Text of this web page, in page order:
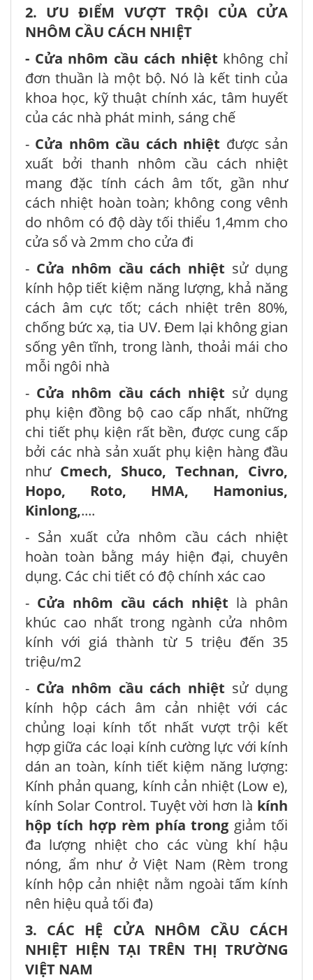
2. ƯU ĐIỂM VƯỢT TRỘI CỦA CỬA
NHÔM CẦU CÁCH NHIỆT
- Cửa nhôm cầu cách nhiệt không chỉ
đơn thuần là một bộ. Nó là kết tinh của
khoa học, kỹ thuật chính xác, tâm huyết
của các nhà phát minh, sáng chế
- Cửa nhôm cầu cách nhiệt được sản
xuất bởi thanh nhôm cầu cách nhiệt
mang đặc tính cách âm tốt, gần như
cách nhiệt hoàn toàn; không cong vênh
do nhôm có độ dày tối thiểu 1,4mm cho
cửa sổ và 2mm cho cửa đi
- Cửa nhôm cầu cách nhiệt sử dụng
kính hộp tiết kiệm năng lượng, khả năng
cách âm cực tốt; cách nhiệt trên 80%,
chống bức xạ, tia UV. Đem lại không gian
sống yên tĩnh, trong lành, thoải mái cho
mỗi ngôi nhà
- Cửa nhôm cầu cách nhiệt sử dụng
phụ kiện đồng bộ cao cấp nhất, những
chi tiết phụ kiện rất bền, được cung cấp
bởi các nhà sản xuất phụ kiện hàng đầu
như Cmech, Shuco, Technan, Civro,
Hopo, Roto, HMA, Hamonius,
Kinlong,....
- Sản xuất cửa nhôm cầu cách nhiệt
hoàn toàn bằng máy hiện đại, chuyên
dụng. Các chi tiết có độ chính xác cao
- Cửa nhôm cầu cách nhiệt là phân
khúc cao nhất trong ngành cửa nhôm
kính với giá thành từ 5 triệu đến 35
triệu/m2
- Cửa nhôm cầu cách nhiệt sử dụng
kính hộp cách âm cản nhiệt với các
chủng loại kính tốt nhất vượt trội kết
hợp giữa các loại kính cường lực với kính
dán an toàn, kính tiết kiệm năng lượng:
Kính phản quang, kính cản nhiệt (Low e),
kính Solar Control. Tuyệt vời hơn là kính
hộp tích hợp rèm phía trong giảm tối
đa lượng nhiệt cho các vùng khí hậu
nóng, ẩm như ở Việt Nam (Rèm trong
kính hộp cản nhiệt nằm ngoài tấm kính
nên hiệu quả tối đa)
3. CÁC HỆ CỬA NHÔM CẦU CÁCH
NHIỆT HIỆN TẠI TRÊN THỊ TRƯỜNG
VIỆT NAM